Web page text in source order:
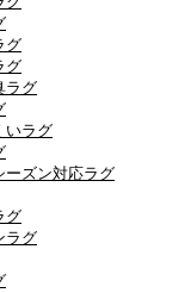
グ
グ
ラグ
いラグ
ーズン対応ラグ
グ
ラグ